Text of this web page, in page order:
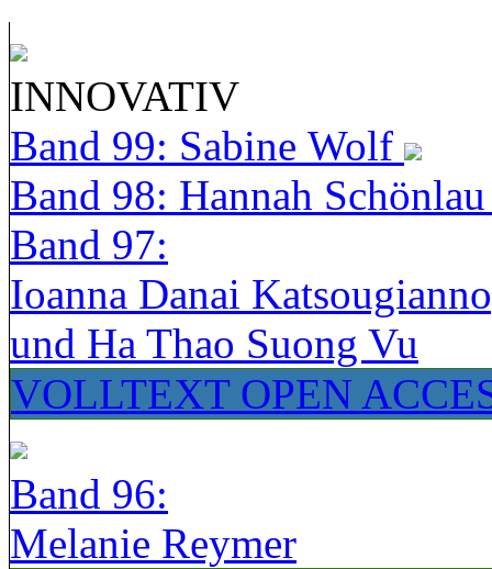
INNOVATIV
Band 99: Sabine Wolf
Band 98: Hannah
Band 97:
Ioanna Danai
und Ha Thao Suong Vu
VOLLTEXT OPEN
Band 96:
Melanie Reymer